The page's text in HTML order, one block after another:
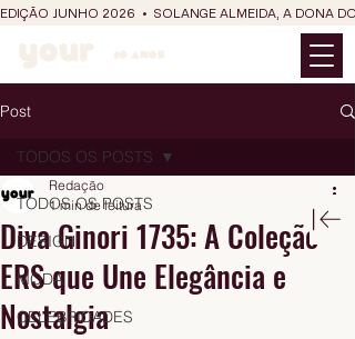
EDIÇÃO JUNHO 2026  •  SOLANGE ALMEIDA, A DONA
Post
TODOS OS POSTS
DESIGN
MODA
CELEBRIDADES
TODOS OS POSTS
Diva Ginori 1735: A Coleção
ERS que Une Elegância e
Nostalgia
Redação
1 min de leitura